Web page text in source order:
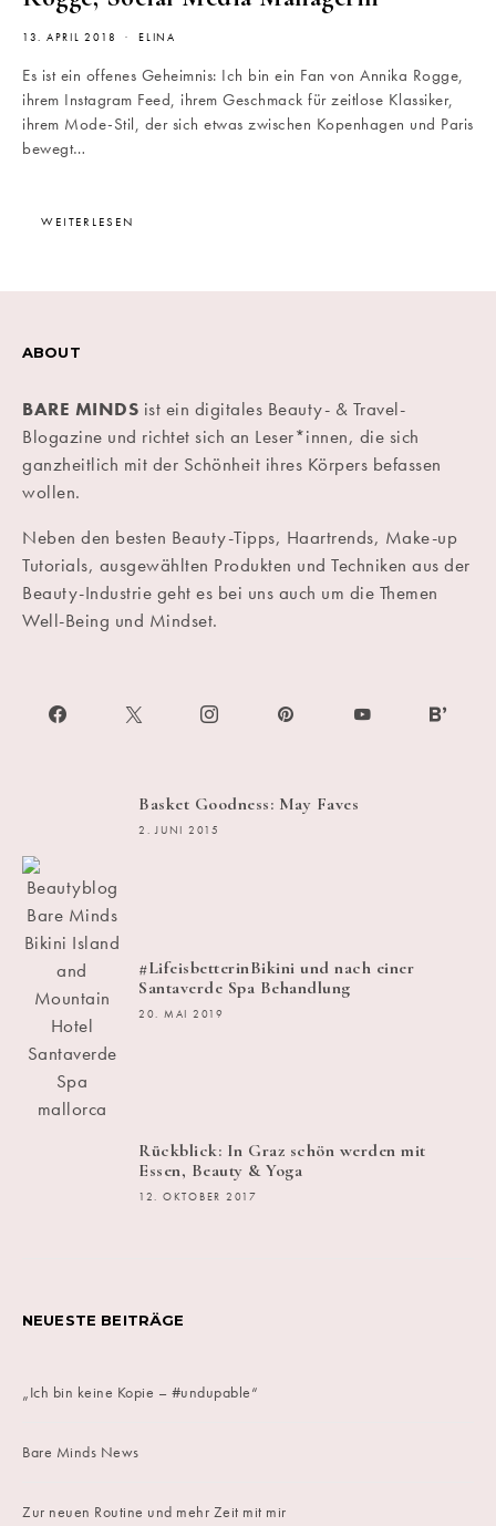
13. APRIL 2018 ELINA
Es ist ein offenes Geheimnis: Ich bin ein Fan von Annika Rogge,
ihrem Instagram Feed, ihrem Geschmack für zeitlose Klassiker,
ihrem Mode-Stil, der sich etwas zwischen Kopenhagen und Paris
bewegt…
WEITERLESEN
ABOUT
BARE MINDS ist ein digitales Beauty- & Travel-
Blogazine und richtet sich an Leser*innen, die sich
ganzheitlich mit der Schönheit ihres Körpers befassen
wollen.
Neben den besten Beauty-Tipps, Haartrends, Make-up
Tutorials, ausgewählten Produkten und Techniken aus der
Beauty-Industrie geht es bei uns auch um die Themen
Well-Being und Mindset.
Basket Goodness: May Faves
2. JUNI 2015
#LifeisbetterinBikini und nach einer
Santaverde Spa Behandlung
20. MAI 2019
Rückblick: In Graz schön werden mit
Essen, Beauty & Yoga
12. OKTOBER 2017
NEUESTE BEITRÄGE
„Ich bin keine Kopie – #undupable“
Bare Minds News
Zur neuen Routine und mehr Zeit mit mir